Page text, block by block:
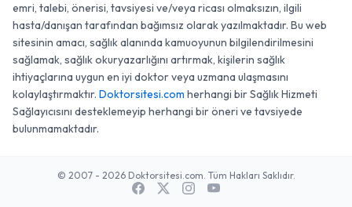
emri, talebi, önerisi, tavsiyesi ve/veya ricası olmaksızın, ilgili
hasta/danışan tarafından bağımsız olarak yazılmaktadır. Bu web
sitesinin amacı, sağlık alanında kamuoyunun bilgilendirilmesini
sağlamak, sağlık okuryazarlığını artırmak, kişilerin sağlık
ihtiyaçlarına uygun en iyi doktor veya uzmana ulaşmasını
kolaylaştırmaktır. Doktorsitesi.com herhangi bir Sağlık Hizmeti
Sağlayıcısını desteklemeyip herhangi bir öneri ve tavsiyede
bulunmamaktadır.
© 2007 - 2026 Doktorsitesi.com. Tüm Hakları Saklıdır.